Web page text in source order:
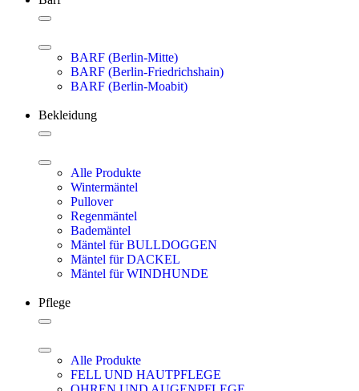
BARF (Berlin-Mitte)
BARF (Berlin-Friedrichshain)
BARF (Berlin-Moabit)
Bekleidung
Alle Produkte
Wintermäntel
Pullover
Regenmäntel
Bademäntel
Mäntel für BULLDOGGEN
Mäntel für DACKEL
Mäntel für WINDHUNDE
Pflege
Alle Produkte
FELL UND HAUTPFLEGE